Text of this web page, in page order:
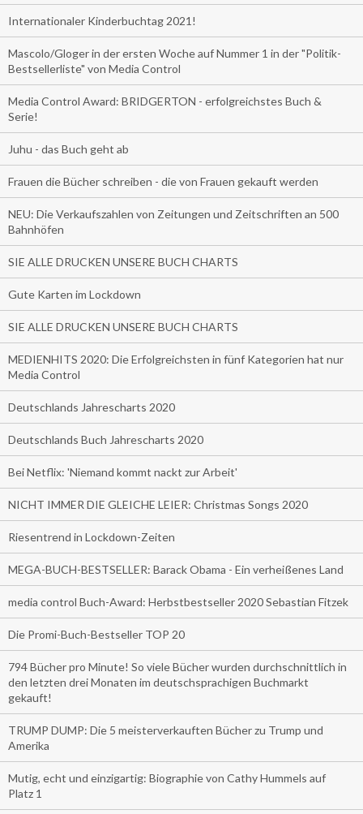
Internationaler Kinderbuchtag 2021!
Mascolo/Gloger in der ersten Woche auf Nummer 1 in der "Politik-
Bestsellerliste" von Media Control
Media Control Award: BRIDGERTON - erfolgreichstes Buch &
Serie!
Juhu - das Buch geht ab
Frauen die Bücher schreiben - die von Frauen gekauft werden
NEU: Die Verkaufszahlen von Zeitungen und Zeitschriften an 500
Bahnhöfen
SIE ALLE DRUCKEN UNSERE BUCH CHARTS
Gute Karten im Lockdown
SIE ALLE DRUCKEN UNSERE BUCH CHARTS
MEDIENHITS 2020: Die Erfolgreichsten in fünf Kategorien hat nur
Media Control
Deutschlands Jahrescharts 2020
Deutschlands Buch Jahrescharts 2020
Bei Netflix: 'Niemand kommt nackt zur Arbeit'
NICHT IMMER DIE GLEICHE LEIER: Christmas Songs 2020
Riesentrend in Lockdown-Zeiten
MEGA-BUCH-BESTSELLER: Barack Obama - Ein verheißenes Land
media control Buch-Award: Herbstbestseller 2020 Sebastian Fitzek
Die Promi-Buch-Bestseller TOP 20
794 Bücher pro Minute! So viele Bücher wurden durchschnittlich in
den letzten drei Monaten im deutschsprachigen Buchmarkt
gekauft!
TRUMP DUMP: Die 5 meisterverkauften Bücher zu Trump und
Amerika
Mutig, echt und einzigartig: Biographie von Cathy Hummels auf
Platz 1